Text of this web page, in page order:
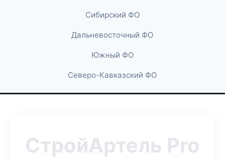
Сибирский ФО
Дальневосточный ФО
Южный ФО
Северо-Кавказский ФО
СтройАртель Pro